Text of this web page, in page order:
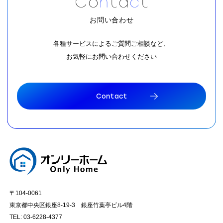
お問い合わせ
各種サービスによるご質問ご相談など、
お気軽にお問い合わせください
Contact
〒104-0061
東京都中央区銀座8-19-3 銀座竹葉亭ビル4階
TEL: 03-6228-4377